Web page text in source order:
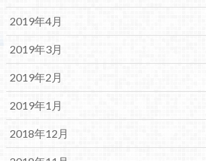
2019年4月
2019年3月
2019年2月
2019年1月
2018年12月